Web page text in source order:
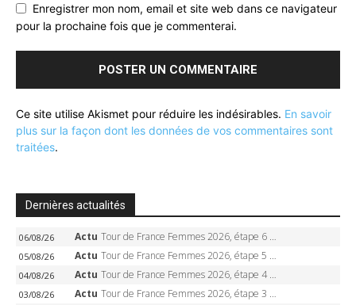
Enregistrer mon nom, email et site web dans ce navigateur
pour la prochaine fois que je commenterai.
Ce site utilise Akismet pour réduire les indésirables. En savoir
plus sur la façon dont les données de vos commentaires sont
traitées.
Dernières actualités
06/08/26 Actu Tour de France Femmes 2026, étape 6 – Kim Le Court-Pienaar gagne à Tournon, Reusser en jaune
05/08/26 Actu Tour de France Femmes 2026, étape 5 – Demi Vollering gagne à Belleville, Reusser en jaune, Ferrand-Prévot coule
04/08/26 Actu Tour de France Femmes 2026, étape 4 – Marlen Reusser écrase le chrono, Ferrand-Prévot en crise
03/08/26 Actu Tour de France Femmes 2026, étape 3 – Sigrid Haugset en solitaire, 88 km d’échappée, maillot jaune